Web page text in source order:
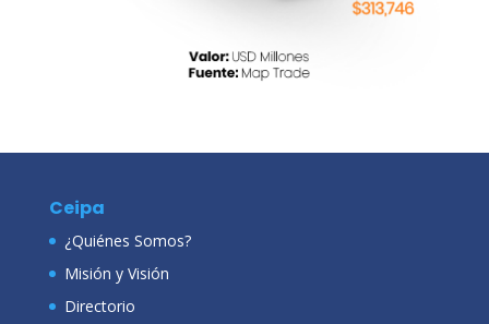
Ceipa
¿Quiénes Somos?
Misión y Visión
Directorio